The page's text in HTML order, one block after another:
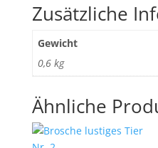
Zusätzliche
Gewicht
0,6 kg
Ähnliche